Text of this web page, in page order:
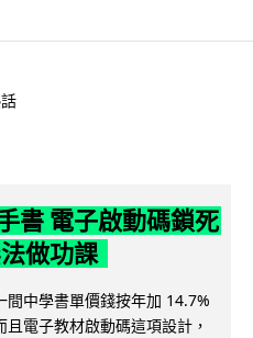
書 電子啟動碼鎖死
做功課
中學書單價錢按年加 14.7%
電子教材啟動碼這項設計，